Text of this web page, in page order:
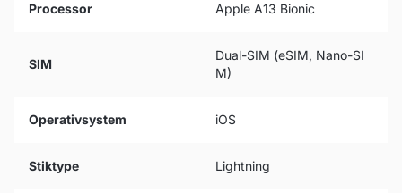
Processor Apple A13 Bionic
SIM
Dual-SIM (eSIM, Nano-SI
M)
Operativsystem iOS
Stiktype Lightning